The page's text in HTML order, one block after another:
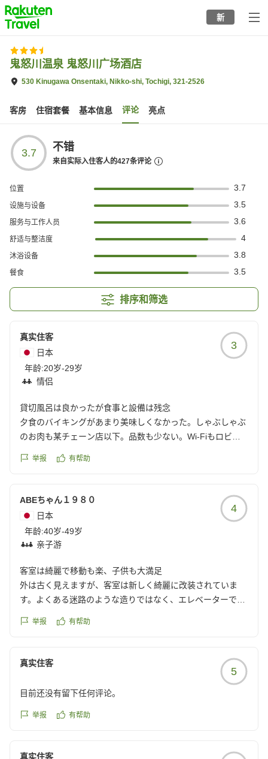
to
top
page
新
鬼怒川温泉 鬼怒川广场酒店
530 Kinugawa Onsentaki, Nikko-shi, Tochigi, 321-2526
客房 住宿套餐 基本信息 评论 亮点
3.7 不错
来自实际入住客人的427条评论
位置 3.7
设施与设备 3.5
服务与工作人员 3.6
舒适与整洁度 4
沐浴设备 3.8
餐食 3.5
排序和筛选
真实住客
日本
年龄:20岁-29岁
情侣
3
貸切風呂は良かったが食事と設備は残念
夕食のバイキングがあまり美味しくなかった。しゃぶしゃぶ
のお肉も某チェーン店以下。品数も少ない。Wi-Fiもロビー
クチコミの詳細はこちらから
reviewId=33123478468680
举报 有帮助
ABEちゃん１９８０
日本
年龄:40岁-49岁
亲子游
4
客室は綺麗で移動も楽、子供も大満足
外は古く見えますが、客室は新しく綺麗に改装されていま
す。よくある迷路のような造りではなく、エレベーターで食
ングでうちの子供は偏食なので残さずにすんでありがたかっ
いました。
子供が廃墟好きなので、周辺の廃墟のホテルを見て回りまし
クチコミの詳細はこちらから
https://review.travel.rakuten.co.jp/hotel/voice/29493?
举报 有帮助
真实住客
5
目前还没有留下任何评论。
举报 有帮助
真实住客